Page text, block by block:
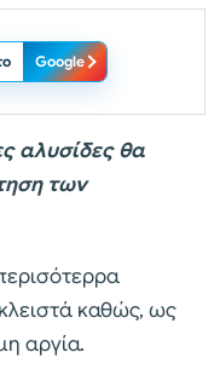
Google
αλυσίδες θα
των
καθώς, ως
αργία.